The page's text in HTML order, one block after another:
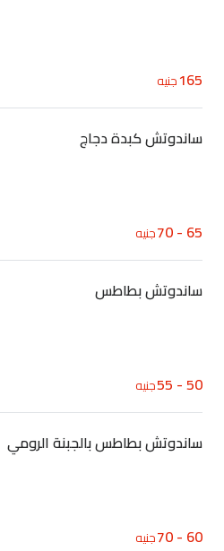
165جنيه
ساندوتش كبدة دجاج
65 - 70 جنيه
ساندوتش بطاطس
50 - 55 جنيه
ساندوتش بطاطس بالجبنة الرومي
60 - 70 جنيه